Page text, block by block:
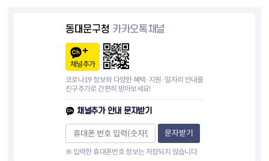
동대문구청 카카오톡채널
채널추가
코로나19 정보와 다양한 혜택·지원·일자리 안내를
친구추가로 간편히 받아보세요!
채널추가 안내 문자받기
문자받기
※ 입력한 휴대폰번호 정보는 저장되지 않습니다.